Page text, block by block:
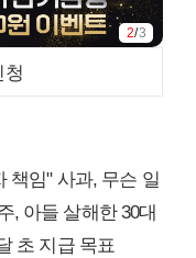
2/3
청
책임" 사과, 무슨 일
, 아들 살해한 30대
초 지급 목표